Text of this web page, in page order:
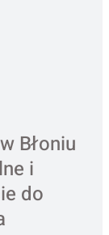
Błoniu
i
do